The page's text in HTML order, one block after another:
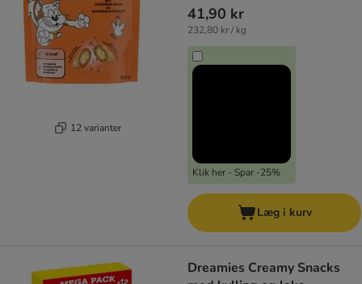
12 varianter
41,90 kr
232,80 kr / kg
Klik her - Spar -25%
Læg i kurv
Dreamies Creamy Snacks